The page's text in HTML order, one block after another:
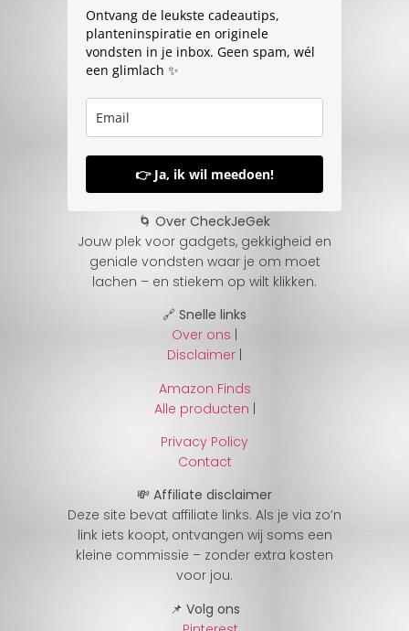
Ontvang de leukste cadeautips,
planteninspiratie en originele
vondsten in je inbox. Geen spam, wél
een glimlach ✨
👉 Ja, ik wil meedoen!
🌀 Over CheckJeGek
Jouw plek voor gadgets, gekkigheid en
geniale vondsten waar je om moet
lachen – en stiekem op wilt klikken.
🔗 Snelle links
Over ons
Disclaimer
Amazon Finds
Alle producten |
Privacy Policy
Contact
💸 Affiliate disclaimer
Deze site bevat affiliate links. Als je via zo’n
link iets koopt, ontvangen wij soms een
kleine commissie – zonder extra kosten
voor jou.
📌 Volg ons